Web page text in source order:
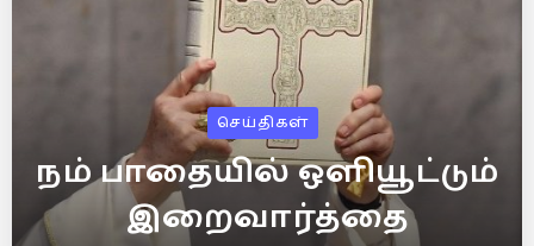
செய்திகள்
நம் பாதையில் ஒளியூட்டும்
இறைவார்த்தை